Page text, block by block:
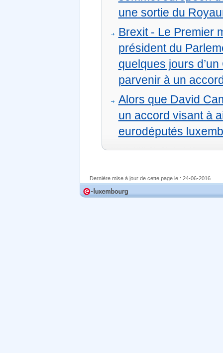
une sortie du
Brexit - Le Premier
président du
quelques jours
parvenir à un
Alors que David
un accord visant à
eurodéputés
Dernière mise à jour de cette page le : 24-06-2016